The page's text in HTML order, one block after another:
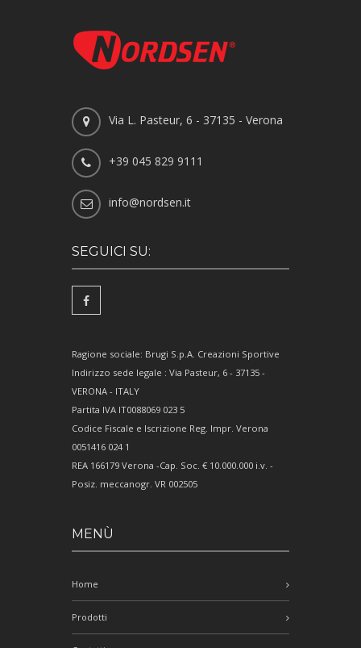
Via L. Pasteur, 6 - 37135 - Verona
+39 045 829 9111
info@nordsen.it
SEGUICI SU:
Ragione sociale: Brugi S.p.A. Creazioni Sportive
Indirizzo sede legale : Via Pasteur, 6 - 37135 -
VERONA - ITALY
Partita IVA IT0088069 023 5
Codice Fiscale e Iscrizione Reg. Impr. Verona
0051416 024 1
REA 166179 Verona -Cap. Soc. € 10.000.000 i.v. -
Posiz. meccanogr. VR 002505
MENÙ
Home
Prodotti